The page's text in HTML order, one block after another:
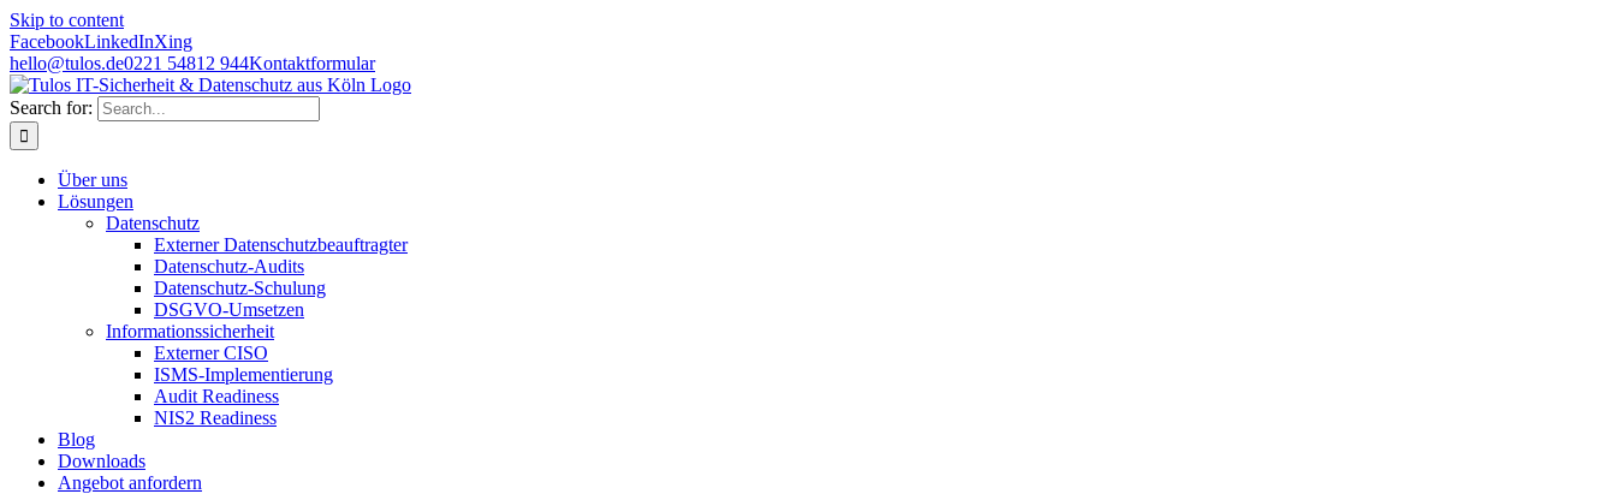
Skip to content
FacebookLinkedInXing
hello@tulos.de0221 54812 944Kontaktformular
Search for:
Über uns
Lösungen
Datenschutz
Externer Datenschutzbeauftragter
Datenschutz-Audits
Datenschutz-Schulung
DSGVO-Umsetzen
Informationssicherheit
Externer CISO
ISMS-Implementierung
Audit Readiness
NIS2 Readiness
Blog
Downloads
Angebot anfordern